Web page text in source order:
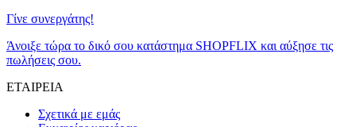
Γίνε συνεργάτης!
Άνοιξε τώρα το δικό σου κατάστημα SHOPFLIX και αύξησε τις
πωλήσεις σου.
ΕΤΑΙΡΕΙΑ
Σχετικά με εμάς